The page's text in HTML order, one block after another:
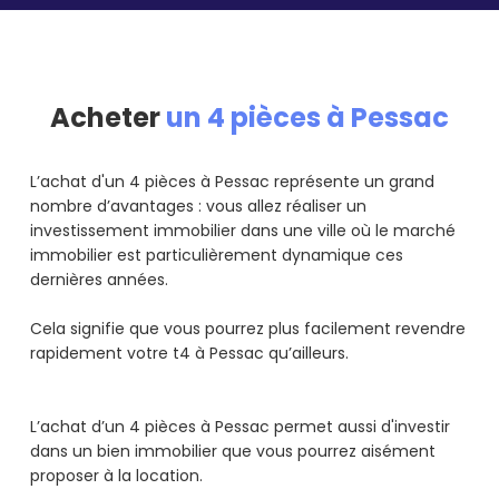
Acheterun 4 pièces à Pessac
L’achat d'un 4 pièces à Pessac représente un grand
nombre d’avantages : vous allez réaliser un
investissement immobilier dans une ville où le marché
immobilier est particulièrement dynamique ces
dernières années.
Cela signifie que vous pourrez plus facilement revendre
rapidement votre t4 à Pessac qu’ailleurs.
L’achat d’un 4 pièces à Pessac permet aussi d'investir
dans un bien immobilier que vous pourrez aisément
proposer à la location.